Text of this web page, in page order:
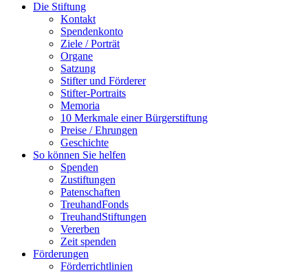
Die Stiftung
Kontakt
Spendenkonto
Ziele / Porträt
Organe
Satzung
Stifter und Förderer
Stifter-Portraits
Memoria
10 Merkmale einer Bürgerstiftung
Preise / Ehrungen
Geschichte
So können Sie helfen
Spenden
Zustiftungen
Patenschaften
TreuhandFonds
TreuhandStiftungen
Vererben
Zeit spenden
Förderungen
Förderrichtlinien